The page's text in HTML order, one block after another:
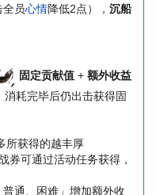
全员心情降低2点）， 沉船
固定贡献值 + 额外收益
消耗完毕后仍出击获得固
所获得的越丰厚
可通过活动任务获得，
通、困难」增加额外收